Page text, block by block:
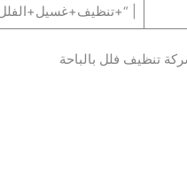
|
تنظيف فلل بالباحة